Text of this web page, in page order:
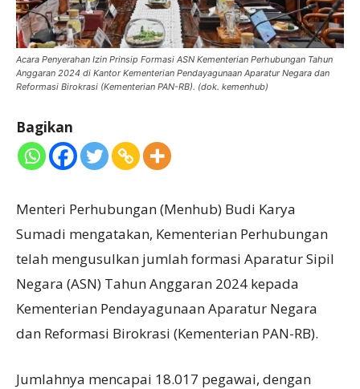
Acara Penyerahan Izin Prinsip Formasi ASN Kementerian Perhubungan Tahun
Anggaran 2024 di Kantor Kementerian Pendayagunaan Aparatur Negara dan
Reformasi Birokrasi (Kementerian PAN-RB). (dok. kemenhub)
Bagikan
Menteri Perhubungan (Menhub) Budi Karya
Sumadi mengatakan, Kementerian Perhubungan
telah mengusulkan jumlah formasi Aparatur Sipil
Negara (ASN) Tahun Anggaran 2024 kepada
Kementerian Pendayagunaan Aparatur Negara
dan Reformasi Birokrasi (Kementerian PAN-RB).
Jumlahnya mencapai 18.017 pegawai, dengan